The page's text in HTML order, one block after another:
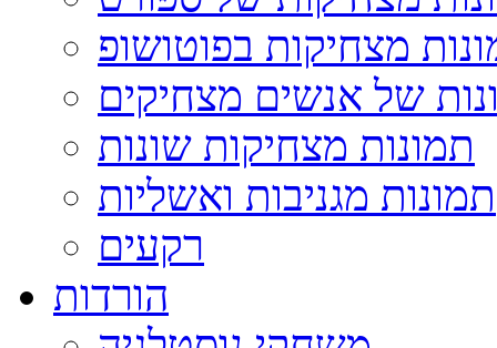
מצחיקות בפוטושופ
של אנשים מצחיקים
תמונות מצחיקות שונות
תמונות מגניבות ואשליות
רקעים
הורדות